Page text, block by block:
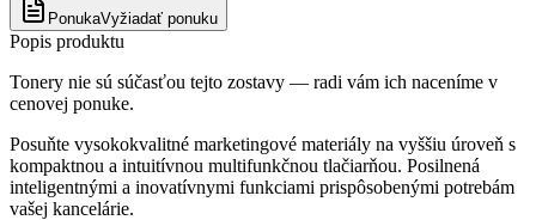
PonukaVyžiadať ponuku
Popis produktu
Tonery nie sú súčasťou tejto zostavy — radi vám ich naceníme v
cenovej ponuke.
Posuňte vysokokvalitné marketingové materiály na vyššiu úroveň s
kompaktnou a intuitívnou multifunkčnou tlačiarňou. Posilnená
inteligentnými a inovatívnymi funkciami prispôsobenými potrebám
vašej kancelárie.